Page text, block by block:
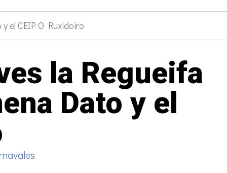
el CEIP O Ruxidoiro
la Regueifa
Dato y el